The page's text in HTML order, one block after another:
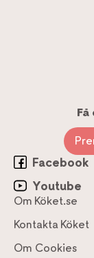
Facebook
Youtube
Om Köket.se
Kontakta Köket
Om Cookies